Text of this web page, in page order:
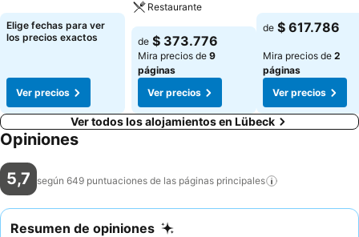
Elige fechas para ver
los precios exactos
Ver precios
Restaurante
de $ 373.776
Mira precios de 9
páginas
Ver precios
de $ 617.786
Mira precios de 2
páginas
Ver precios
Ver todos los alojamientos en Lübeck
Opiniones
5,7 según 649 puntuaciones de las páginas principales
Resumen de opiniones